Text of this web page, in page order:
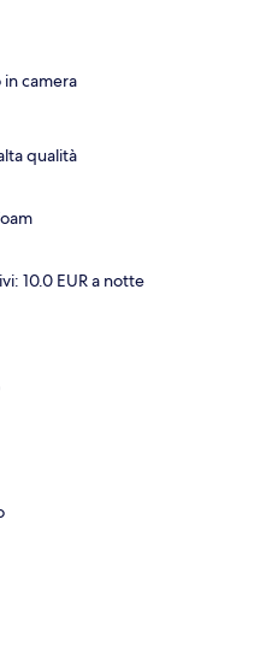
in camera
qualità
10.0 EUR a notte